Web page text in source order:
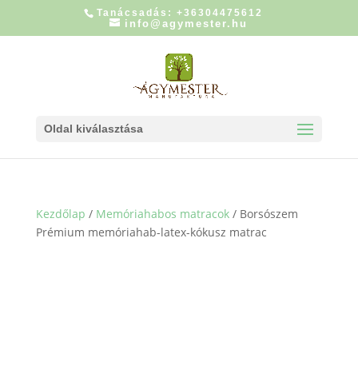
Tanácsadás: +36304475612
info@agymester.hu
Oldal kiválasztása
Kezdőlap / Memóriahabos matracok/ Borsószem
Prémium memóriahab-latex-kókusz matrac